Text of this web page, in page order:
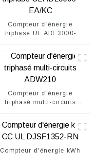
Compteur d'énergie
triphasé UL ADL3000-
Compteur d'énergie
triphasé multi-circuits
Compteur d'énergie kWh